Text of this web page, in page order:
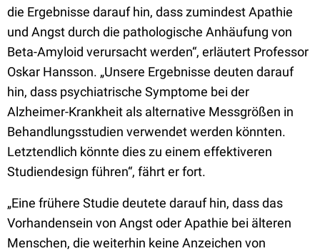
die Ergebnisse darauf hin, dass zumindest Apathie
und Angst durch die pathologische Anhäufung von
Beta-Amyloid verursacht werden“, erläutert Professor
Oskar Hansson. „Unsere Ergebnisse deuten darauf
hin, dass psychiatrische Symptome bei der
Alzheimer-Krankheit als alternative Messgrößen in
Behandlungsstudien verwendet werden könnten.
Letztendlich könnte dies zu einem effektiveren
Studiendesign führen“, fährt er fort.
„Eine frühere Studie deutete darauf hin, dass das
Vorhandensein von Angst oder Apathie bei älteren
Menschen, die weiterhin keine Anzeichen von